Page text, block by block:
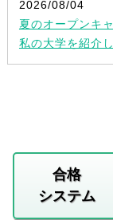
2026/08/04
夏のオープンキ
私の大学を紹介
合格
システム